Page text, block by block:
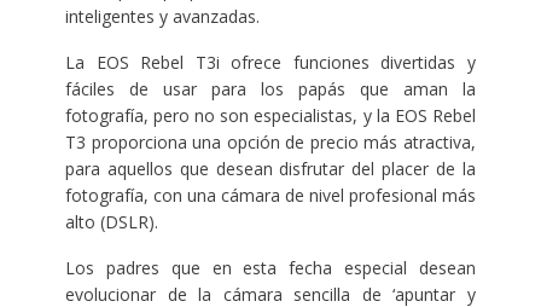
inteligentes y avanzadas.
La EOS Rebel T3i ofrece funciones divertidas y
fáciles de usar para los papás que aman la
fotografía, pero no son especialistas, y la EOS Rebel
T3 proporciona una opción de precio más atractiva,
para aquellos que desean disfrutar del placer de la
fotografía, con una cámara de nivel profesional más
alto (DSLR).
Los padres que en esta fecha especial desean
evolucionar de la cámara sencilla de ‘apuntar y